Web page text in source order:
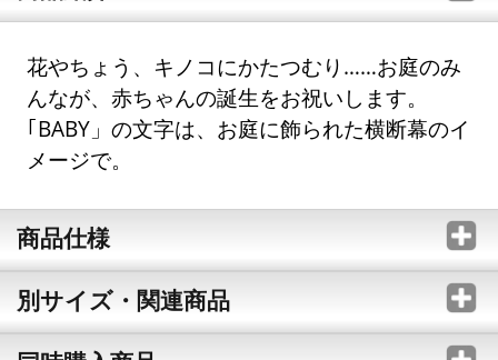
花やちょう、キノコにかたつむり……お庭のみ
んなが、赤ちゃんの誕生をお祝いします。
｢BABY」の文字は、お庭に飾られた横断幕のイ
メージで。
商品仕様
別サイズ・関連商品